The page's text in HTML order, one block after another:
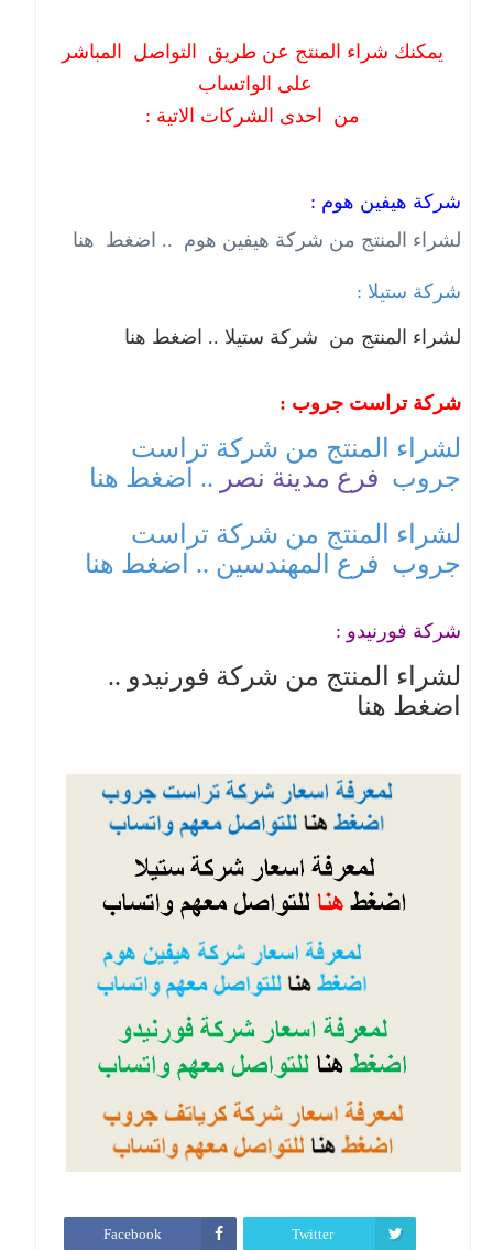
يمكنك شراء المنتج عن طريق التواصل المباشر
على الواتساب
من احدى الشركات الاتية :
شركة هيفين هوم :
لشراء المنتج من شركة هيفين هوم .. اضغط هنا
شركة ستيلا :
لشراء المنتج من شركة ستيلا .. اضغط هنا
شركة تراست جروب :
لشراء المنتج من شركة تراست
جروب فرع مدينة نصر .. اضغط هنا
لشراء المنتج من شركة تراست
جروب فرع المهندسين .. اضغط هنا
شركة فورنيدو :
لشراء المنتج من شركة فورنيدو ..
اضغط هنا
Twitter
Facebook